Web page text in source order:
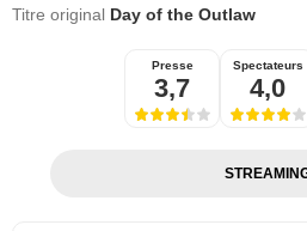
Titre original Day of the Outlaw
Presse
3,7
Spectateurs
4,0